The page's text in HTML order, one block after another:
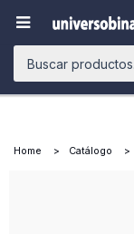

Home Catálogo